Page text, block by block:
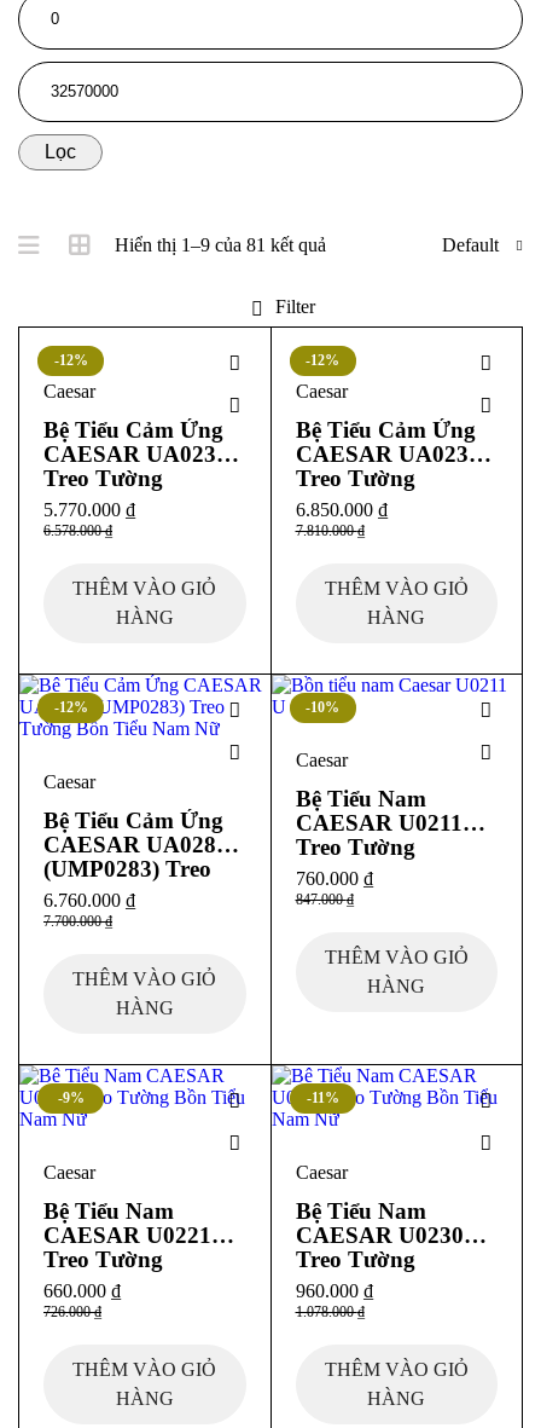
Lọc
Hiển thị 1–9 của 81 kết quả Default
Filter
-12%
Caesar
Bệ Tiểu Cảm Ứng
CAESAR UA0234
Treo Tường
6.578.000₫
5.770.000 ₫
THÊM VÀO GIỎ
HÀNG
-12%
Caesar
Bệ Tiểu Cảm Ứng
CAESAR UA0237
Treo Tường
7.810.000₫
6.850.000 ₫
THÊM VÀO GIỎ
HÀNG
-12%
Caesar
Bệ Tiểu Cảm Ứng
CAESAR UA0283
(UMP0283) Treo
Tường
7.700.000₫
6.760.000 ₫
THÊM VÀO GIỎ
HÀNG
-10%
Caesar
Bệ Tiểu Nam
CAESAR U0211
Treo Tường
847.000₫
760.000 ₫
THÊM VÀO GIỎ
HÀNG
-9%
Caesar
Bệ Tiểu Nam
CAESAR U0221
Treo Tường
726.000₫
660.000 ₫
THÊM VÀO GIỎ
HÀNG
-11%
Caesar
Bệ Tiểu Nam
CAESAR U0230
Treo Tường
1.078.000₫
960.000 ₫
THÊM VÀO GIỎ
HÀNG